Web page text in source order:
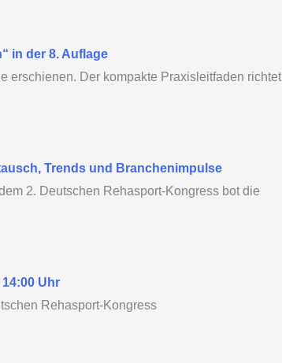
in der 8. Auflage
erschienen. Der kompakte Praxisleitfaden richtet
Trends und Branchenimpulse
2. Deutschen Rehasport-Kongress bot die
Uhr
Rehasport-Kongress